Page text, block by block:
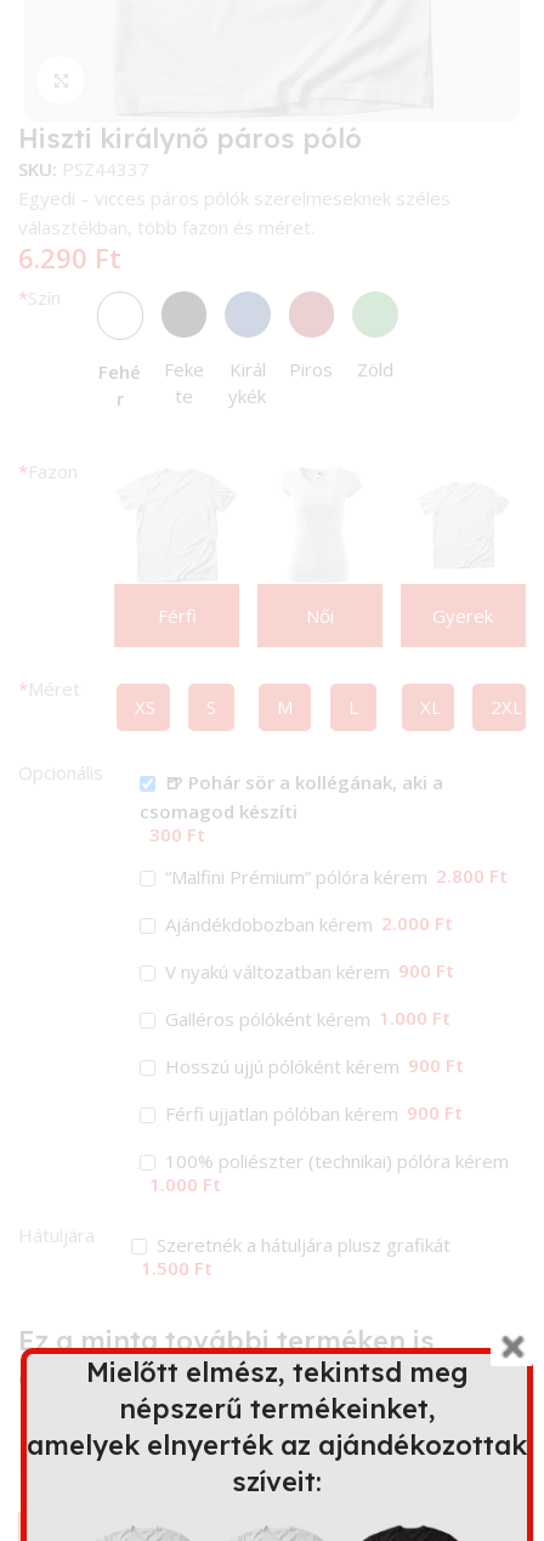
Hiszti királynő páros póló
SKU: PSZ44337
Egyedi – vicces páros pólók szerelmeseknek széles
választékban, több fazon és méret.
6.290 Ft
*Szín
Fehé
r
Feke
te
Királ
ykék
Piros Zöld
*Fazon
Férfi Női Gyerek
*Méret
XS S M L XL 2XL
Opcionális
🍺 Pohár sör a kollégának, aki a
csomagod készíti
300 Ft
“Malfini Prémium” pólóra kérem 2.800 Ft
Ajándékdobozban kérem 2.000 Ft
V nyakú változatban kérem 900 Ft
Galléros pólóként kérem 1.000 Ft
Hosszú ujjú pólóként kérem 900 Ft
Férfi ujjatlan pólóban kérem 900 Ft
100% poliészter (technikai) pólóra kérem
1.000 Ft
Hátuljára
Szeretnék a hátuljára plusz grafikát
1.500 Ft
Ez a minta további terméken is
elérhetőMielőtt elmész, tekintsd meg
népszerű termékeinket,
amelyek elnyerték az ajándékozottak
szíveit: